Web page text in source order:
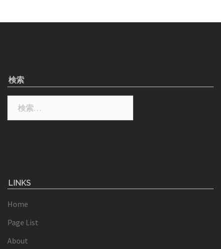
検索
LINKS
Home
Page List
About